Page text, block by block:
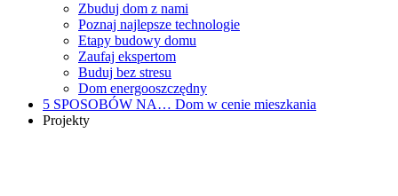
Zbuduj dom z nami
Poznaj najlepsze technologie
Etapy budowy domu
Zaufaj ekspertom
Buduj bez stresu
Dom energooszczędny
5 SPOSOBÓW NA… Dom w cenie mieszkania
Projekty